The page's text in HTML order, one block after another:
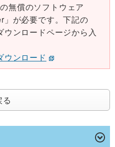
無償のソフトウェア
」が必要です。下記の
ンロードページから入
ンロード
る